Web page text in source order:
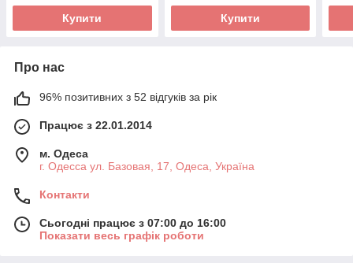
Купити Купити
Про нас
96% позитивних з 52 відгуків за рік
Працює з 22.01.2014
м. Одеса
г. Одесса ул. Базовая, 17, Одеса, Україна
Контакти
Сьогодні працює з 07:00 до 16:00
Показати весь графік роботи